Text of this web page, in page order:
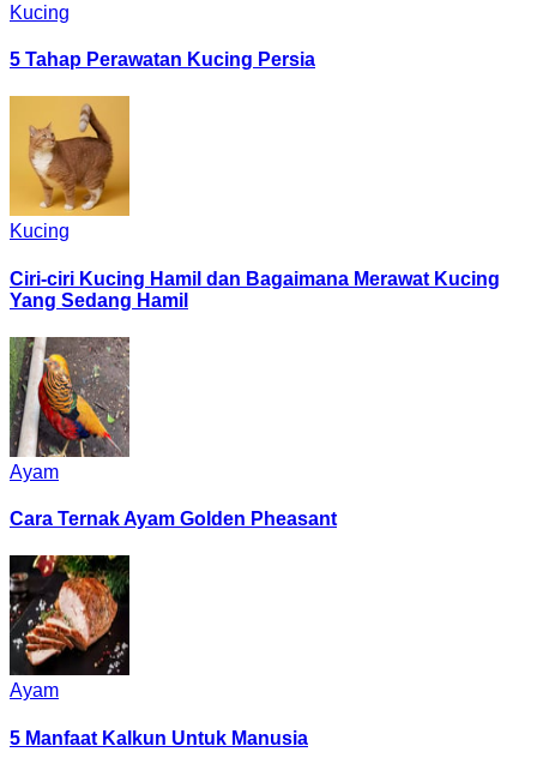
Kucing
5 Tahap Perawatan Kucing Persia
Kucing
Ciri-ciri Kucing Hamil dan Bagaimana Merawat Kucing
Yang Sedang Hamil
Ayam
Cara Ternak Ayam Golden Pheasant
Ayam
5 Manfaat Kalkun Untuk Manusia